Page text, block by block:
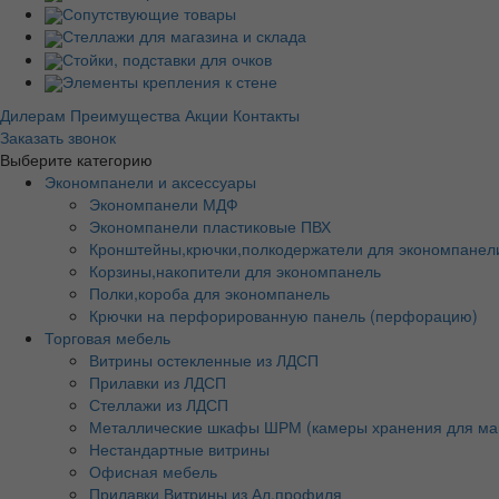
Сопутствующие товары
Стеллажи для магазина и склада
Стойки, подставки для очков
Элементы крепления к стене
Дилерам Преимущества Акции Контакты
Заказать звонок
Выберите категорию
Экономпанели и аксессуары
Экономпанели МДФ
Экономпанели пластиковые ПВХ
Кронштейны,крючки,полкодержатели для
Корзины,накопители для экономпанель
Полки,короба для экономпанель
Крючки на перфорированную панель (перфорацию)
Торговая мебель
Витрины остекленные из ЛДСП
Прилавки из ЛДСП
Стеллажи из ЛДСП
Металлические шкафы ШРМ (камеры хранения для
Нестандартные витрины
Офисная мебель
Прилавки Витрины из Ал.профиля